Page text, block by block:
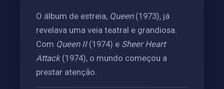
O álbum de estreia, Queen(1973), já
revelava uma veia teatral e grandiosa.
Com Queen II(1974) e Sheer Heart
Attack(1974), o mundo começou a
prestar atenção.